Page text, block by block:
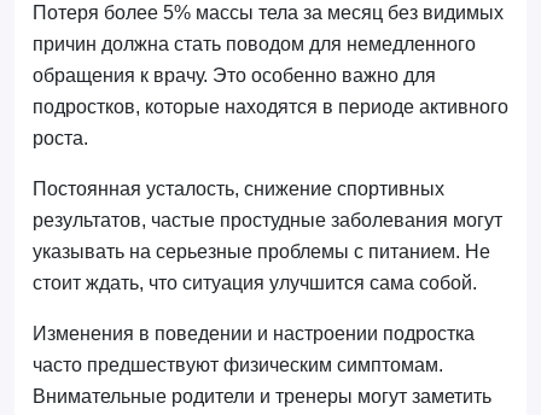
Потеря более 5% массы тела за месяц без видимых
причин должна стать поводом для немедленного
обращения к врачу. Это особенно важно для
подростков, которые находятся в периоде активного
роста.
Постоянная усталость, снижение спортивных
результатов, частые простудные заболевания могут
указывать на серьезные проблемы с питанием. Не
стоит ждать, что ситуация улучшится сама собой.
Изменения в поведении и настроении подростка
часто предшествуют физическим симптомам.
Внимательные родители и тренеры могут заметить